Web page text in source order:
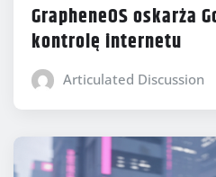
GrapheneOS oskarża
kontrolę internetu
Articulated Discussion